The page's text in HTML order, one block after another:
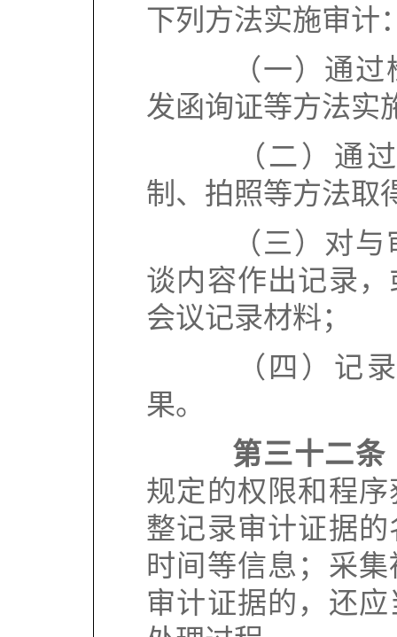
下列方法实施审计
（一）通过
发函询证等方法实
（二）通过
制、拍照等方法取
（三）对与
谈内容作出记录
会议记录材料；
（四）记录
果。
第三十二条
规定的权限和程
整记录审计证据
时间等信息；采
审计证据的，还